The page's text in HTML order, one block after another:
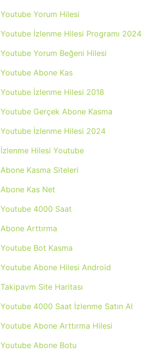
Youtube Yorum Hilesi
Youtube İzlenme Hilesi Programı 2024
Youtube Yorum Beğeni Hilesi
Youtube Abone Kas
Youtube İzlenme Hilesi 2018
Youtube Gerçek Abone Kasma
Youtube İzlenme Hilesi 2024
İzlenme Hilesi Youtube
Abone Kasma Siteleri
Abone Kas Net
Youtube 4000 Saat
Abone Arttırma
Youtube Bot Kasma
Youtube Abone Hilesi Android
Takipavm Site Haritası
Youtube 4000 Saat İzlenme Satın Al
Youtube Abone Arttırma Hilesi
Youtube Abone Botu